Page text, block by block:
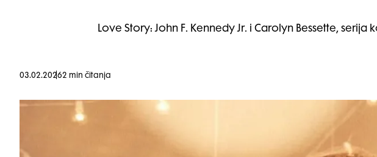
Love Story: John F. Kennedy Jr. i Carolyn Bessette,
03.02.20262 min čitanja